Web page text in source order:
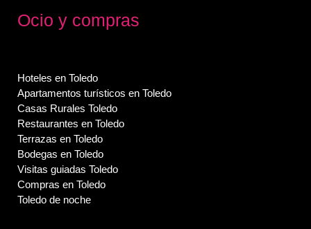
Ocio y compras
Hoteles en Toledo
Apartamentos turísticos en Toledo
Casas Rurales Toledo
Restaurantes en Toledo
Terrazas en Toledo
Bodegas en Toledo
Visitas guiadas Toledo
Compras en Toledo
Toledo de noche